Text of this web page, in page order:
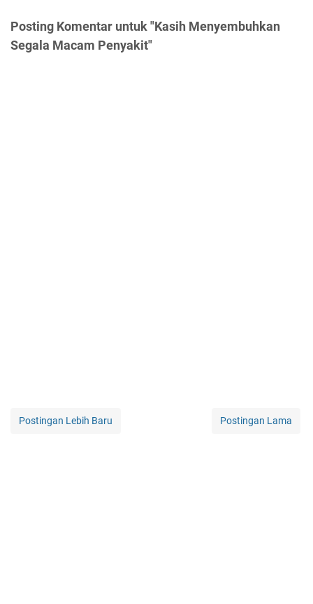
Posting Komentar untuk "Kasih Menyembuhkan
Segala Macam Penyakit"
Postingan Lebih Baru Postingan Lama